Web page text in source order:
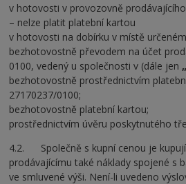
v hotovosti v provozovně
– nelze platit platební kartou
v hotovosti na dobírku v místě
bezhotovostně převodem na účet
0100, vedený u společnosti v (dále jen
bezhotovostně prostřednictvím
27170237/0100;
bezhotovostně platební kartou;
prostřednictvím úvěru poskytnutého
4.2. Společně s kupní cenou je
prodávajícímu také náklady spojené s
ve smluvené výši. Není-li uvedeno